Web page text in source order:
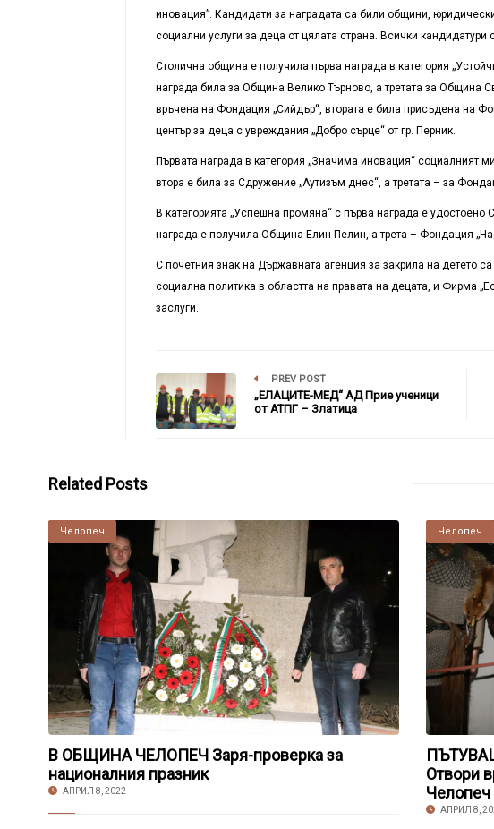
иновация”. Кандидати за наградата са били общини,
социални услуги за деца от цялата страна. Всички
Столична община е получила първа награда в категория
награда била за Община Велико Търново, а третата за Община
връчена на Фондация „Сийдър“, втората е била присъдена на
център за деца с увреждания „Добро сърце“ от гр. Перник.
Първата награда в категория „Значима иновация“ социалният
втора е била за Сдружение „Аутизъм днес“, а третата – за
В категорията „Успешна промяна“ с първа награда е удостоено
награда е получила Община Елин Пелин, а трета – Фондация
С почетния знак на Държавната агенция за закрила на детето
социална политика в областта на правата на децата, и Фирма
заслуги.
PREV POST
„ЕЛАЦИТЕ-МЕД“ АД Прие ученици
от АТПГ – Златица
Related Posts
Челопеч
В ОБЩИНА ЧЕЛОПЕЧ Заря-проверка за
националния празник
АПРИЛ 8, 2022
Челопеч
Отвори
Челопеч
АПРИЛ 8,